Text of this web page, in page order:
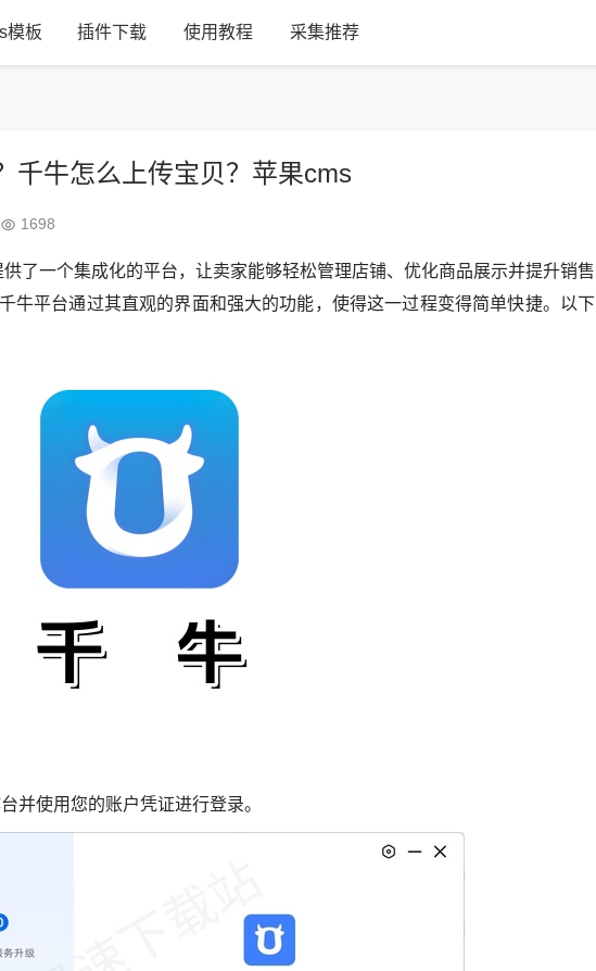
模板 插件下载 使用教程 采集推荐
千牛怎么上传宝贝？苹果cms
1698
了一个集成化的平台，让卖家能够轻松管理店铺、优化商品展示并提升销售
牛平台通过其直观的界面和强大的功能，使得这一过程变得简单快捷。以下
使用您的账户凭证进行登录。